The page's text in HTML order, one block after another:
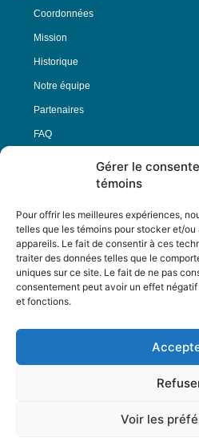
Gérer le
témoins
Pour offrir les meilleures expériences,
telles que les témoins pour stocker et/
appareils. Le fait de consentir à ces
traiter des données telles que le
uniques sur ce site. Le fait de ne pas
consentement peut avoir un effet
et fonctions.
Voir les
Coordonnées
Mission
Historique
Notre équipe
Partenaires
FAQ
Nous Suivre
Contactez-nous :
12-3894 rue Sainte-Catherine Est,